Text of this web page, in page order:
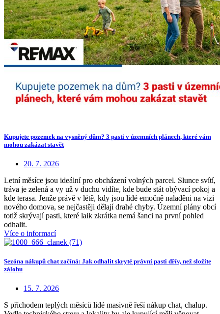
Kupujete pozemek na vysněný dům? 3 pasti v územních plánech, které vám
mohou zakázat stavět
20. 7. 2026
Letní měsíce jsou ideální pro obcházení volných parcel. Slunce svítí,
tráva je zelená a vy už v duchu vidíte, kde bude stát obývací pokoj a
kde terasa. Jenže právě v létě, kdy jsou lidé emočně naladěni na vizi
nového domova, se nejčastěji dělají drahé chyby. Územní plány obcí
totiž skrývají pasti, které laik zkrátka nemá šanci na první pohled
odhalit.
Více o informací
Sezóna nákupů chat začíná: Jak odhalit skryté právní pasti dřív, než složíte
zálohu
15. 7. 2026
S příchodem teplých měsíců lidé masivně řeší nákup chat, chalup.